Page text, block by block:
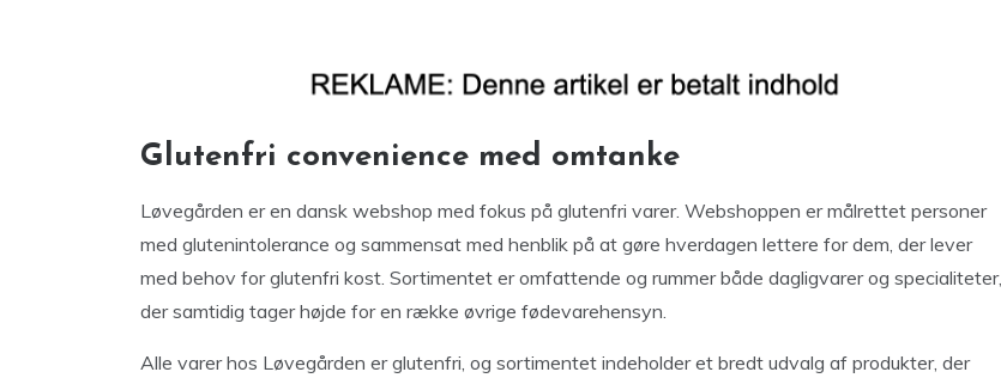
Glutenfri convenience med omtanke
Løvegården er en dansk webshop med fokus på glutenfri varer. Webshoppen er målrettet personer
med glutenintolerance og sammensat med henblik på at gøre hverdagen lettere for dem, der lever
med behov for glutenfri kost. Sortimentet er omfattende og rummer både dagligvarer og specialiteter,
der samtidig tager højde for en række øvrige fødevarehensyn.
Alle varer hos Løvegården er glutenfri, og sortimentet indeholder et bredt udvalg af produkter, der